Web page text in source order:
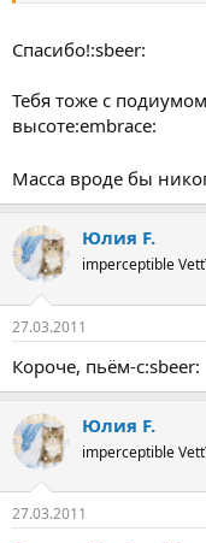
Спасибо!:sbeer:
Тебя тоже с
высоте:embrace:
Масса вроде бы
Юлия F.
imperceptible
27.03.2011
Короче, пьём-с:sbeer:
Юлия F.
imperceptible
27.03.2011